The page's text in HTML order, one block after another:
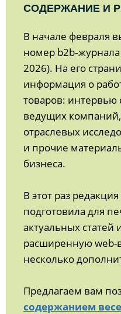
СОДЕРЖАНИЕ И
В начале февраля
номер
2026). На его
информация о
товаров: интервью
ведущих
отраслевых
и прочие
бизнеса.
В этот раз
подготовила для
актуальных статей
расширенную web-
несколько
Предлагаем вам
содержанием